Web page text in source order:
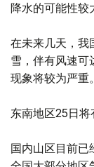
降水的可能性较
在未来几天，我
雪，伴有风速
现象将较为严重。
东南地区25日将
国内山区目前已